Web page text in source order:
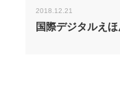
2018.12.21
国際デジタルえ